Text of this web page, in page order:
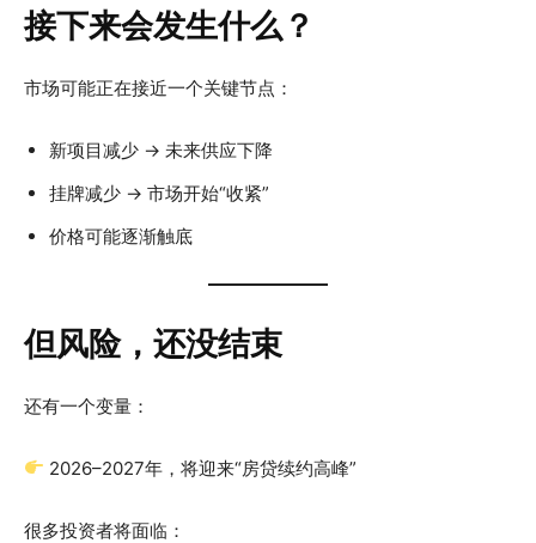
接下来会发生什么？
市场可能正在接近一个关键节点：
新项目减少 → 未来供应下降
挂牌减少 → 市场开始“收紧”
价格可能逐渐触底
但风险，还没结束
还有一个变量：
2026–2027年，将迎来“房贷续约高峰”
很多投资者将面临：